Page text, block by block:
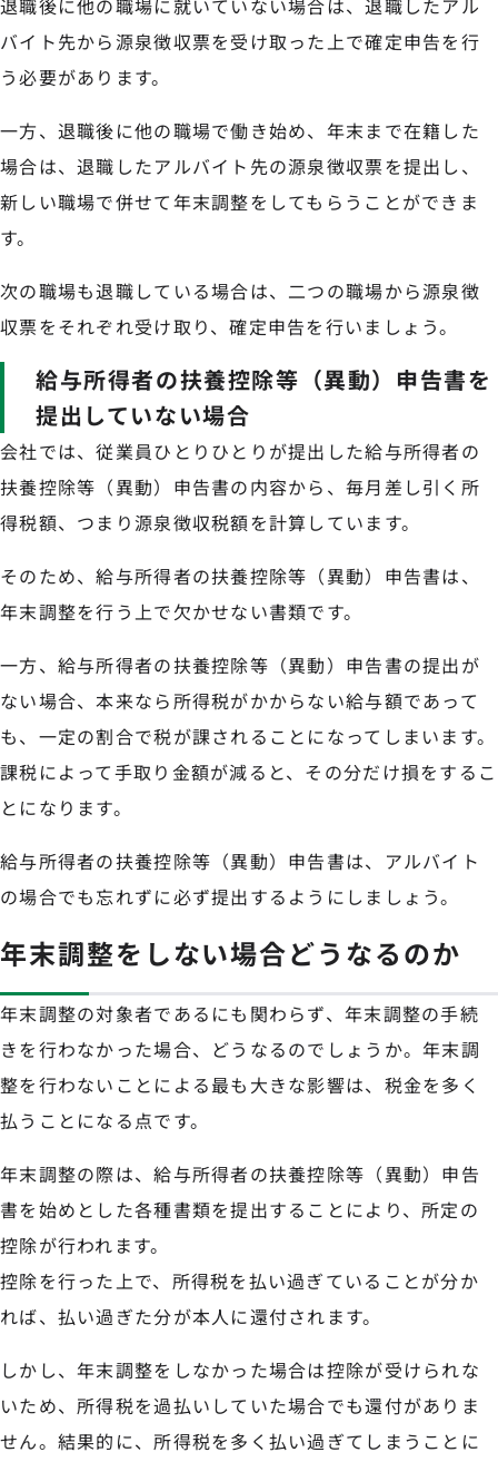
退職後に他の職場に就いていない場合は、退職したアル
バイト先から源泉徴収票を受け取った上で確定申告を行
う必要があります。
一方、退職後に他の職場で働き始め、年末まで在籍した
場合は、退職したアルバイト先の源泉徴収票を提出し、
新しい職場で併せて年末調整をしてもらうことができま
す。
次の職場も退職している場合は、二つの職場から源泉徴
収票をそれぞれ受け取り、確定申告を行いましょう。
給与所得者の扶養控除等（異動）申告書を
提出していない場合
会社では、従業員ひとりひとりが提出した給与所得者の
扶養控除等（異動）申告書の内容から、毎月差し引く所
得税額、つまり源泉徴収税額を計算しています。
そのため、給与所得者の扶養控除等（異動）申告書は、
年末調整を行う上で欠かせない書類です。
一方、給与所得者の扶養控除等（異動）申告書の提出が
ない場合、本来なら所得税がかからない給与額であって
も、一定の割合で税が課されることになってしまいます。
課税によって手取り金額が減ると、その分だけ損をするこ
とになります。
給与所得者の扶養控除等（異動）申告書は、アルバイト
の場合でも忘れずに必ず提出するようにしましょう。
年末調整をしない場合どうなるのか
年末調整の対象者であるにも関わらず、年末調整の手続
きを行わなかった場合、どうなるのでしょうか。年末調
整を行わないことによる最も大きな影響は、税金を多く
払うことになる点です。
年末調整の際は、給与所得者の扶養控除等（異動）申告
書を始めとした各種書類を提出することにより、所定の
控除が行われます。
控除を行った上で、所得税を払い過ぎていることが分か
れば、払い過ぎた分が本人に還付されます。
しかし、年末調整をしなかった場合は控除が受けられな
いため、所得税を過払いしていた場合でも還付がありま
せん。結果的に、所得税を多く払い過ぎてしまうことに